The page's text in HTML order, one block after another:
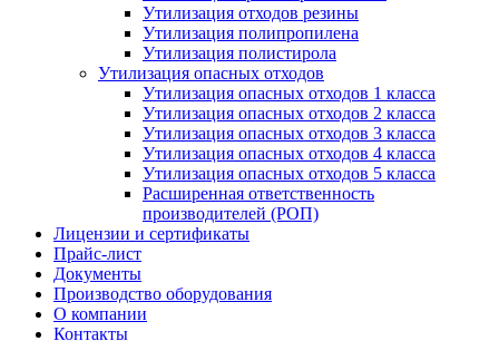
Утилизация отходов резины
Утилизация полипропилена
Утилизация полистирола
Утилизация опасных отходов
Утилизация опасных отходов 1 класса
Утилизация опасных отходов 2 класса
Утилизация опасных отходов 3 класса
Утилизация опасных отходов 4 класса
Утилизация опасных отходов 5 класса
Расширенная ответственность
производителей (РОП)
Лицензии и сертификаты
Прайс-лист
Документы
Производство оборудования
О компании
Контакты